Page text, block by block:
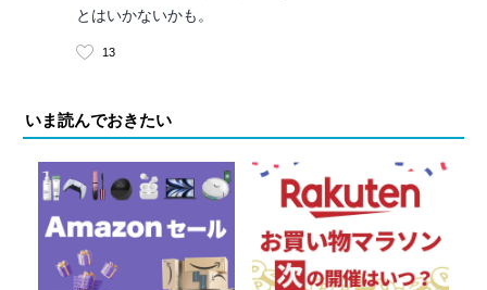
とはいかないかも。
13
いま読んでおきたい